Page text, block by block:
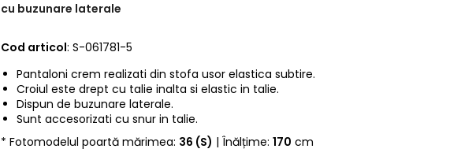
cu buzunare laterale
Cod articol: S-061781-5
Pantaloni crem realizati din stofa usor elastica subtire.
Croiul este drept cu talie inalta si elastic in talie.
Dispun de buzunare laterale.
Sunt accesorizati cu snur in talie.
* Fotomodelul poartă mărimea: 36 (S) | Înălțime:170 cm